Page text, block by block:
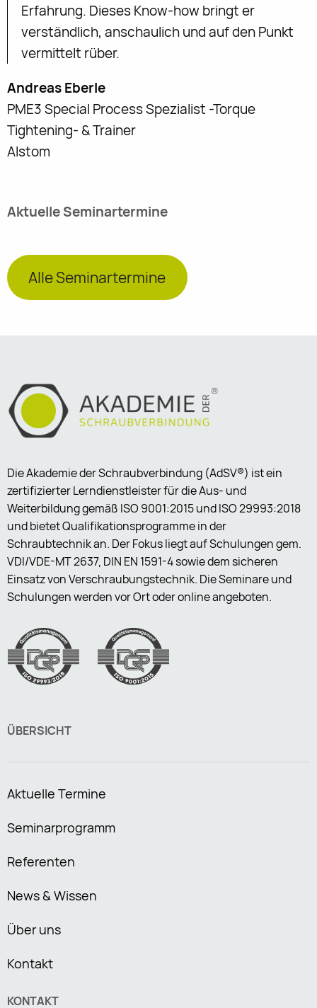
Erfahrung. Dieses Know-how bringt er
verständlich, anschaulich und auf den Punkt
vermittelt rüber.
Andreas Eberle
PME3 Special Process Spezialist -Torque
Tightening- & Trainer
Alstom
Aktuelle Seminartermine
Alle Seminartermine
Die Akademie der Schraubverbindung (AdSV®) ist ein
zertifizierter Lerndienstleister für die Aus- und
Weiterbildung gemäß ISO 9001:2015 und ISO 29993:2018
und bietet Qualifikationsprogramme in der
Schraubtechnik an. Der Fokus liegt auf Schulungen gem.
VDI/VDE-MT 2637, DIN EN 1591-4 sowie dem sicheren
Einsatz von Verschraubungstechnik. Die Seminare und
Schulungen werden vor Ort oder online angeboten.
ÜBERSICHT
Aktuelle Termine
Seminarprogramm
Referenten
News & Wissen
Über uns
Kontakt
KONTAKT